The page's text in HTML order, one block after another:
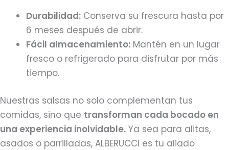
Durabilidad: Conserva su frescura hasta por
6 meses después de abrir.
Fácil almacenamiento: Mantén en un lugar
fresco o refrigerado para disfrutar por más
tiempo.
Nuestras salsas no solo complementan tus
comidas, sino que transforman cada bocado en
una experiencia inolvidable. Ya sea para alitas,
asados o parrilladas, ALBERUCCI es tu aliado